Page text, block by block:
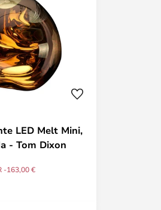
LED Melt Mini,
- Tom Dixon
-163,00 €